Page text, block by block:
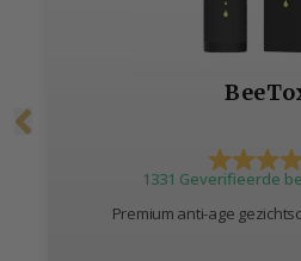
1331 Geverifieerde
Premium anti-age